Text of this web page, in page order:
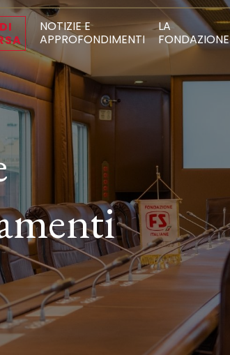
NOTIZIE E
APPROFONDIMENTI
LA
FONDAZIONE